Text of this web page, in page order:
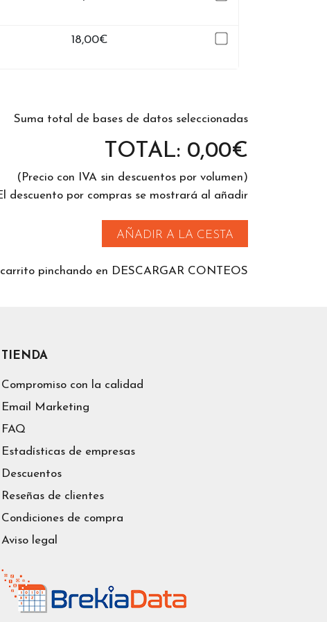
18,00€
Suma total de bases de datos seleccionadas
TOTAL: 0,00€
(Precio con IVA sin descuentos por volumen)
descuento por compras se mostrará al añadir
AÑADIR A LA CESTA
pinchando en DESCARGAR CONTEOS
TIENDA
Compromiso con la calidad
Email Marketing
FAQ
Estadísticas de empresas
Descuentos
Reseñas de clientes
Condiciones de compra
Aviso legal